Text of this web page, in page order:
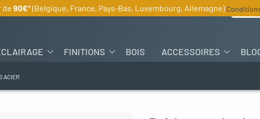
FR
FINITIONS BOIS ACCESSOIRES
ACIER
de 90€* (Belgique, France, Pays-Bas, Luxembourg, Allemagne)